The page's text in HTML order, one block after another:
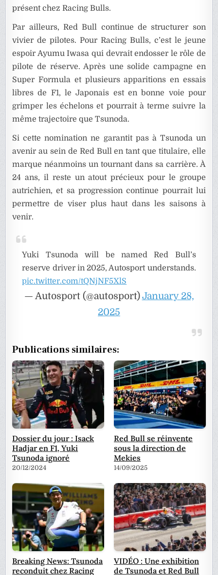
présent chez Racing Bulls.
Par ailleurs, Red Bull continue de structurer son
vivier de pilotes. Pour Racing Bulls, c’est le jeune
espoir Ayumu Iwasa qui devrait endosser le rôle de
pilote de réserve. Après une solide campagne en
Super Formula et plusieurs apparitions en essais
libres de F1, le Japonais est en bonne voie pour
grimper les échelons et pourrait à terme suivre la
même trajectoire que Tsunoda.
Si cette nomination ne garantit pas à Tsunoda un
avenir au sein de Red Bull en tant que titulaire, elle
marque néanmoins un tournant dans sa carrière. À
24 ans, il reste un atout précieux pour le groupe
autrichien, et sa progression continue pourrait lui
permettre de viser plus haut dans les saisons à
venir.
Yuki Tsunoda will be named Red Bull’s
reserve driver in 2025, Autosport understands.
pic.twitter.com/tQNjNF5XlS
— Autosport (@autosport)January 28,
2025
Publications similaires:
Dossier du jour : Isack
Hadjar en F1, Yuki
Tsunoda ignoré
20/12/2024
Red Bull se réinvente
sous la direction de
Mekies
14/09/2025
Breaking News: Tsunoda
reconduit chez Racing
VIDÉO : Une exhibition
de Tsunoda et Red Bull